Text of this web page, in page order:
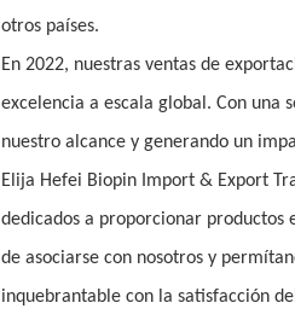
otros países.
En 2022, nuestras ventas de
excelencia a escala global. Con una
nuestro alcance y generando un
Elija Hefei Biopin Import & Export
dedicados a proporcionar productos
de asociarse con nosotros y
inquebrantable con la satisfacción